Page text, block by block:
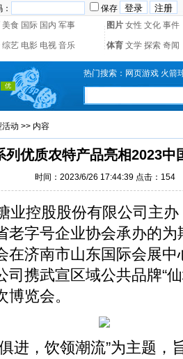
保存
美食 国际 国内 军事 图片 女性 文化 事件
综艺 电影 电视 音乐 体育 文学 探索 奇闻
热门搜索： 网页游戏 火箭
活动 >> 内容
列优质农特产品亮相2023中
时间：2023/6/26 17:44:39 点击： 154
业控股股份有限公司主
老字号企业协会承办的
在济南市山东国际会展
司携武宣区域公共品牌“
览会。
进，饮领潮流”为主题，